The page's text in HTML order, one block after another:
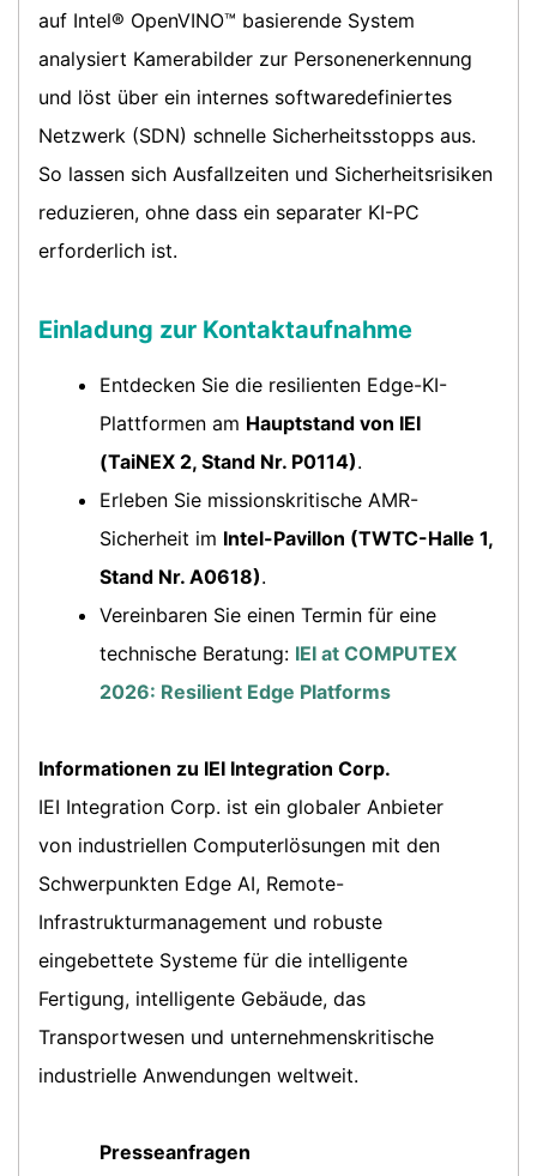
auf Intel® OpenVINO™ basierende System
analysiert Kamerabilder zur Personenerkennung
und löst über ein internes softwaredefiniertes
Netzwerk (SDN) schnelle Sicherheitsstopps aus.
So lassen sich Ausfallzeiten und Sicherheitsrisiken
reduzieren, ohne dass ein separater KI-PC
erforderlich ist.
Einladung zur Kontaktaufnahme
Entdecken Sie die resilienten Edge-KI-
Plattformen am Hauptstand von IEI
(TaiNEX 2, Stand Nr. P0114).
Erleben Sie missionskritische AMR-
Sicherheit im Intel-Pavillon (TWTC-Halle 1,
Stand Nr. A0618).
Vereinbaren Sie einen Termin für eine
technische Beratung: IEI at COMPUTEX
2026: Resilient Edge Platforms
Informationen zu IEI Integration Corp.
IEI Integration Corp. ist ein globaler Anbieter
von industriellen Computerlösungen mit den
Schwerpunkten Edge AI, Remote-
Infrastrukturmanagement und robuste
eingebettete Systeme für die intelligente
Fertigung, intelligente Gebäude, das
Transportwesen und unternehmenskritische
industrielle Anwendungen weltweit.
Presseanfragen